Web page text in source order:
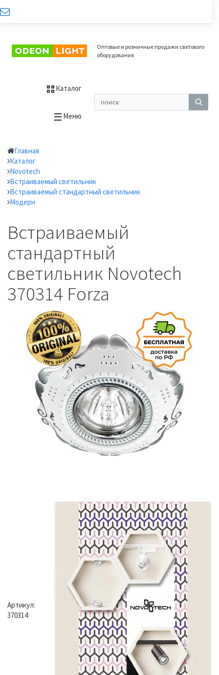
Оптовые и розничные продажи светового
оборудования
Каталог
Меню
Главная
Каталог
Novotech
Встраиваемый светильник
Встраиваемый стандартный светильник
Модерн
Встраиваемый
стандартный
светильник Novotech
370314 Forza
Артикул:
370314